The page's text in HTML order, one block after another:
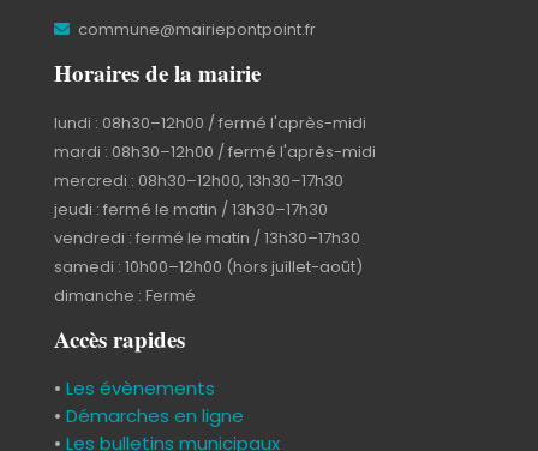
commune@mairiepontpoint.fr
Horaires de la mairie
lundi : 08h30–12h00 / fermé l'après-midi
mardi : 08h30–12h00 / fermé l'après-midi
mercredi : 08h30–12h00, 13h30–17h30
jeudi : fermé le matin / 13h30–17h30
vendredi : fermé le matin / 13h30–17h30
samedi : 10h00–12h00 (hors juillet-août)
dimanche : Fermé
Accès rapides
• Les évènements
• Démarches en ligne
• Les bulletins municipaux